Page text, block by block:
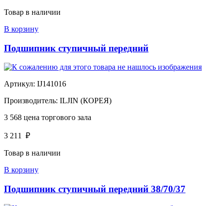
Товар в наличии
В корзину
Подшипник ступичный передний
Артикул: IJ141016
Производитель: ILJIN (КОРЕЯ)
3 568 цена торгового зала
3 211 ₽
Товар в наличии
В корзину
Подшипник ступичный передний 38/70/37